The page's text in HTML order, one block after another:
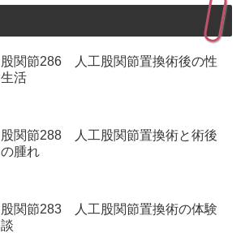
股関節286 人工股関節置換術後の性
生活
股関節288 人工股関節置換術と術後
の腫れ
股関節283 人工股関節置換術の体験
談